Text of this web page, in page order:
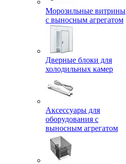
Морозильные витрины
с выносным агрегатом
Дверные блоки для
холодильных камер
Аксессуары для
оборудования с
выносным агрегатом